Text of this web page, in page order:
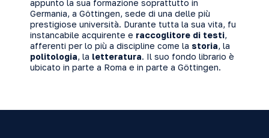
appunto la sua formazione soprattutto in
Germania, a Göttingen, sede di una delle più
prestigiose università. Durante tutta la sua vita, fu
instancabile acquirente e raccoglitore di testi,
afferenti per lo più a discipline come la storia, la
politologia, la letteratura. Il suo fondo librario è
ubicato in parte a Roma e in parte a Göttingen.